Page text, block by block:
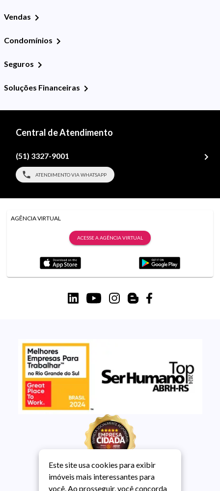
Vendas
Condomínios
Seguros
Soluções Financeiras
Central de Atendimento
(51) 3327-9001
ATENDIMENTO VIA WHATSAPP
AGÊNCIA VIRTUAL
ACESSE A AGÊNCIA VIRTUAL
Este site usa cookies para exibir
imóveis mais interessantes para
você. Ao prosseguir, você concorda